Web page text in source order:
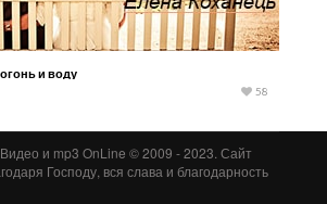
и воду
58
и mp3 OnLine © 2009 - 2023. Сайт
Господу, вся слава и благодарность